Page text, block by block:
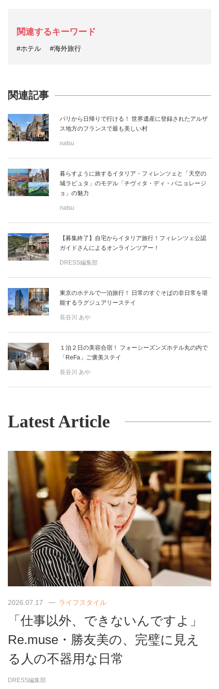
関連するキーワード
#ホテル #海外旅行
関連記事
パリから日帰りで行ける！ 世界遺産に登録されたアルザ
ス地方のフランスで最も美しい村
natsu
暮らすように旅するイタリア・フィレンツェと「天空の
城ラピュタ」のモデル「チヴィタ・ディ・バニョレージ
ョ」の魅力
natsu
【募集終了】自宅からイタリア旅行！フィレンツェ公認
ガイドさんによるオンラインツアー！
DRESS編集部
東京のホテルで一泊旅行！ 日常のすぐそばの非日常を堪
能するラグジュアリーステイ
長谷川 あや
１泊２日の美容合宿！ フォーシーズンズホテル丸の内で
「ReFa」ご褒美ステイ
長谷川 あや
Latest Article
2026.07.17 ライフスタイル
「仕事以外、できないんですよ」
Re.muse・勝友美の、完璧に見え
る人の不器用な日常
DRESS編集部